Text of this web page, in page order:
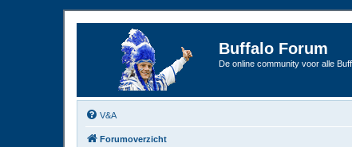
Buffalo Forum
De online community voor alle
V&A
Forumoverzicht